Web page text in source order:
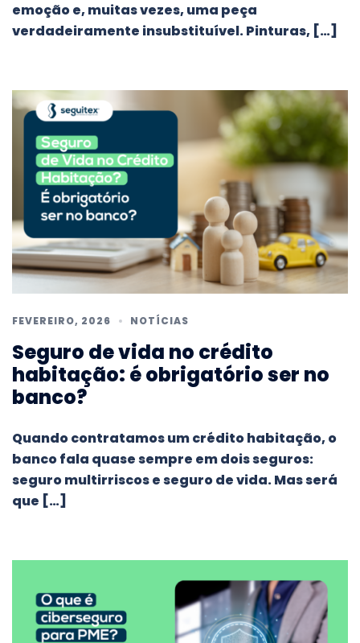
emoção e, muitas vezes, uma peça
verdadeiramente insubstituível. Pinturas, […]
FEVEREIRO, 2026 NOTÍCIAS
Seguro de vida no crédito
habitação: é obrigatório ser no
banco?
Quando contratamos um crédito habitação, o
banco fala quase sempre em dois seguros:
seguro multirriscos e seguro de vida. Mas será
que […]